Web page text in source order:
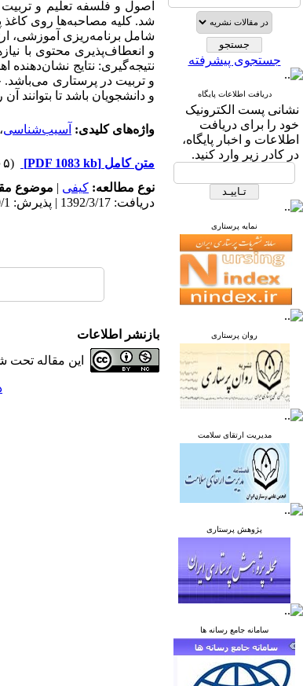
جستجوی پیشرفته
دریافت اطلاعات پایگاه
نشانی پست الکترونیک
خود را برای دریافت
اطلاعات و اخبار پایگاه،
در کادر زیر وارد کنید.
نمایه پرستاری
روان پرستاری
مدیریت ارتقای سلامت
پژوهش پرستاری
سامانه جامع رسانه ها
شد. کلیه مصاحبه‌ها روی کاغذ
شامل برنامه‌ریزی آموزشی،
و انعطاف‌پذیری محتوی با
نتیجه‌گیری: نتایج
و تربیت در پرستاری
و دانشجویان باشد تا بتوانند
واژه‌های کلیدی: آسیب‌شناسی،
متن کامل [PDF 1083 kb]
(۱۸۱۰۵ دریافت)
نوع مطالعه: کیفی | موضوع
دریافت: 1392/3/17 | پذیرش: 1392/10/1 | انتشار: 1392/10/1
بازنشر اطلاعات
این مقاله تحت